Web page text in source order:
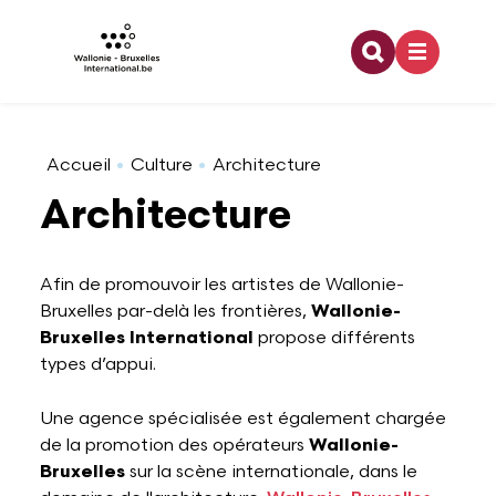
Skip to main content
Recherche
Accueil Culture Architecture
Architecture
Afin de promouvoir les artistes de Wallonie-
Bruxelles par-delà les frontières, Wallonie-
Bruxelles International propose différents
types d’appui.
Une agence spécialisée est également chargée
de la promotion des opérateurs Wallonie-
Bruxelles sur la scène internationale, dans le
Coopération internationale
Jeunesse
Culture
Architecture
Audiovisuel
Design
Emploi
Formation
Bourses doctorales
Partenaires à l'étranger
Programme lié à la recherche
Stage dans le domaine de la recherche
Relations bilatérales
Pouvoirs de tutelle
Organigramme
Offres d'emploi
Rapports d'activités